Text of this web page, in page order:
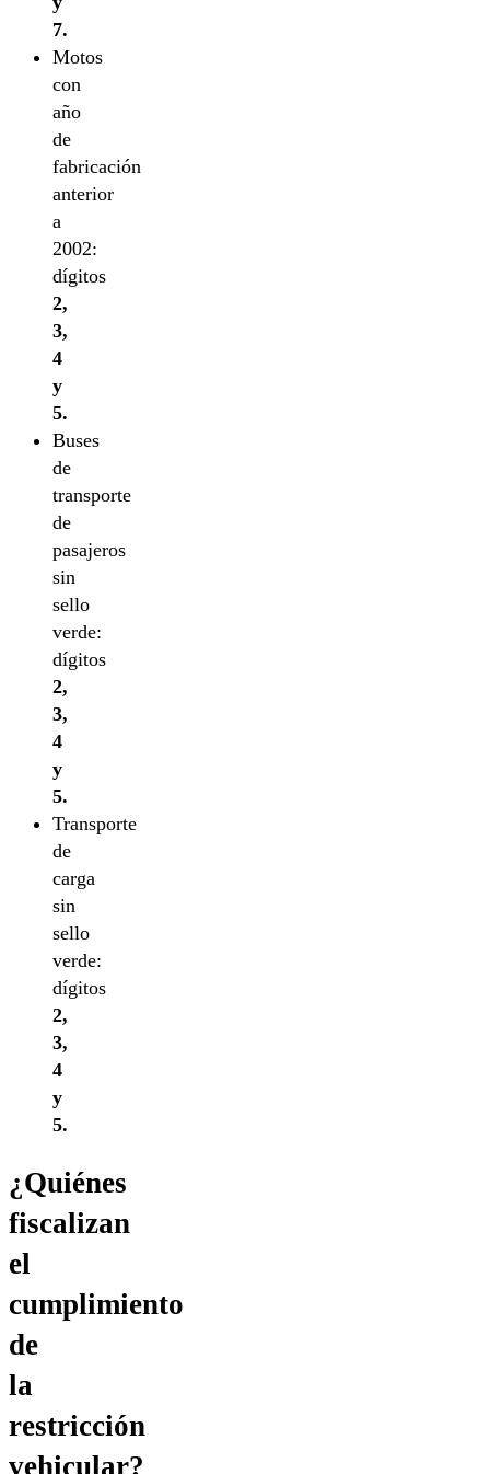
7.
Motos
con
año
de
fabricación
anterior
a
2002:
dígitos
2,
3,
4
y
5.
Buses
de
transporte
de
pasajeros
sin
sello
verde:
dígitos
2,
3,
4
y
5.
Transporte
de
carga
sin
sello
verde:
dígitos
2,
3,
4
y
5.
¿Quiénes
fiscalizan
el
cumplimiento
de
la
restricción
vehicular?